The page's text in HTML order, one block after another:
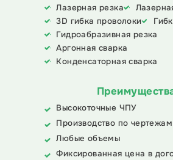
Лазерная резка
3D гибка проволоки
Гидроабразивная резка
Аргонная сварка
Конденсаторная сварка
Высокоточные ЧПУ
Производство по
Любые объемы
Фиксированная цена в